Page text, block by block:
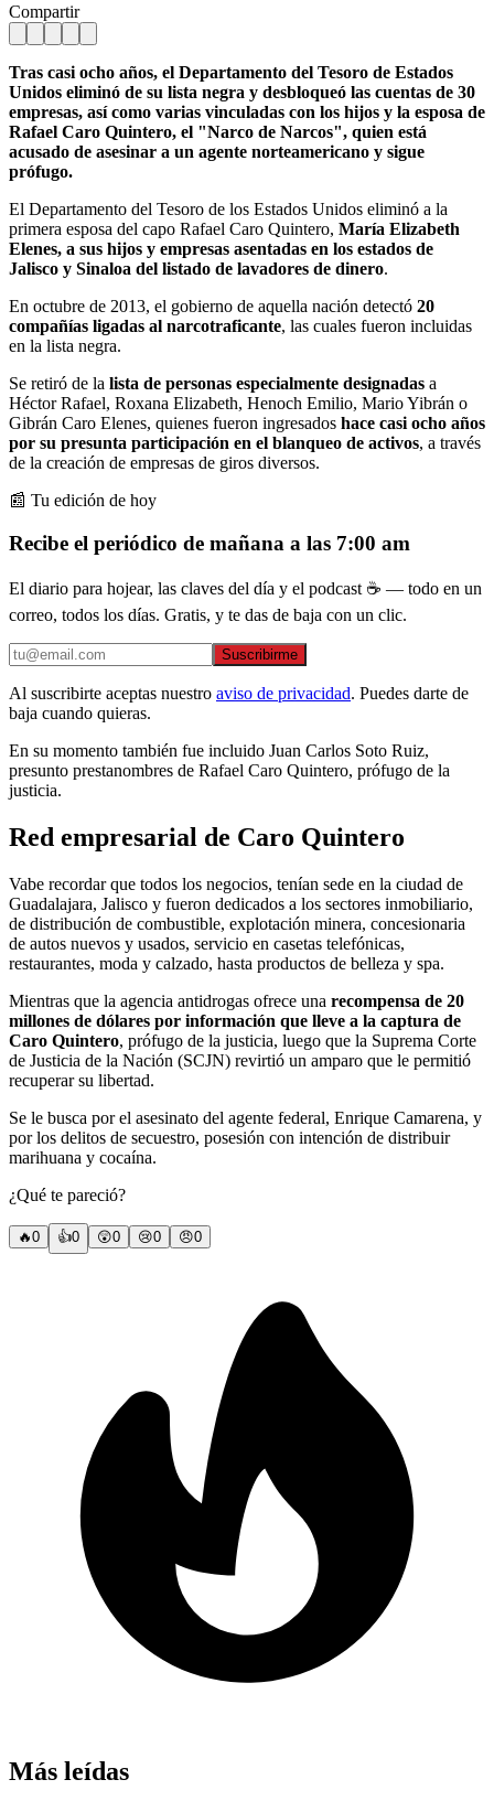
Compartir
Tras casi ocho años, el Departamento del Tesoro de Estados
Unidos eliminó de su lista negra y desbloqueó las cuentas de 30
empresas, así como varias vinculadas con los hijos y la esposa de
Rafael Caro Quintero, el "Narco de Narcos", quien está
acusado de asesinar a un agente norteamericano y sigue
prófugo.
El Departamento del Tesoro de los Estados Unidos eliminó a la
primera esposa del capo Rafael Caro Quintero, María Elizabeth
Elenes, a sus hijos y empresas asentadas en los estados de
Jalisco y Sinaloa del listado de lavadores de dinero.
En octubre de 2013, el gobierno de aquella nación detectó 20
compañías ligadas al narcotraficante, las cuales fueron incluidas
en la lista negra.
Se retiró de la lista de personas especialmente designadas a
Héctor Rafael, Roxana Elizabeth, Henoch Emilio, Mario Yibrán o
Gibrán Caro Elenes, quienes fueron ingresados hace casi ocho años
por su presunta participación en el blanqueo de activos, a través
de la creación de empresas de giros diversos.
📰 Tu edición de hoy
Recibe el periódico de mañana a las 7:00 am
El diario para hojear, las claves del día y el podcast ☕ — todo en un
correo, todos los días. Gratis, y te das de baja con un clic.
Suscribirme
Al suscribirte aceptas nuestro aviso de privacidad. Puedes darte de
baja cuando quieras.
En su momento también fue incluido Juan Carlos Soto Ruiz,
presunto prestanombres de Rafael Caro Quintero, prófugo de la
justicia.
Red empresarial de Caro Quintero
Vabe recordar que todos los negocios, tenían sede en la ciudad de
Guadalajara, Jalisco y fueron dedicados a los sectores inmobiliario,
de distribución de combustible, explotación minera, concesionaria
de autos nuevos y usados, servicio en casetas telefónicas,
restaurantes, moda y calzado, hasta productos de belleza y spa.
Mientras que la agencia antidrogas ofrece una recompensa de 20
millones de dólares por información que lleve a la captura de
Caro Quintero, prófugo de la justicia, luego que la Suprema Corte
de Justicia de la Nación (SCJN) revirtió un amparo que le permitió
recuperar su libertad.
Se le busca por el asesinato del agente federal, Enrique Camarena, y
por los delitos de secuestro, posesión con intención de distribuir
marihuana y cocaína.
¿Qué te pareció?
🔥0 👍0 😲0 😢0 😠0
Más leídas